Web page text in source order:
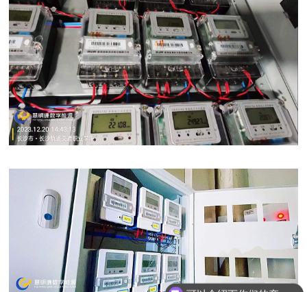
可以介绍下你们的产品么